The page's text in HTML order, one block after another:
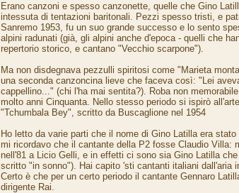
Erano canzoni e spesso canzonette, quelle che Gino
intessuta di tentazioni baritonali. Pezzi spesso tristi, e
Sanremo 1953, fu un suo grande successo e lo sento
alpini radunati (già, gli alpini anche d'epoca - quelli che
repertorio storico, e cantano "Vecchio scarpone").
Ma non disdegnava pezzulli spiritosi come "Marieta
una seconda canzoncina lieve che faceva così: "Lei
cappellino..." (chi l'ha mai sentita?). Roba non
molto anni Cinquanta. Nello stesso periodo si ispirò
"Tchumbala Bey", scritto da Buscaglione nel 1954
Ho letto da varie parti che il nome di Gino Latilla era
mi ricordavo che il cantante della P2 fosse Claudio Villa:
nell'81 a Licio Gelli, e in effetti ci sono sia Gino Latilla
scritto "in sonno"). Hai capito 'sti cantanti italiani dall'aria
Certo è che per un certo periodo il cantante Gennaro
dirigente Rai.